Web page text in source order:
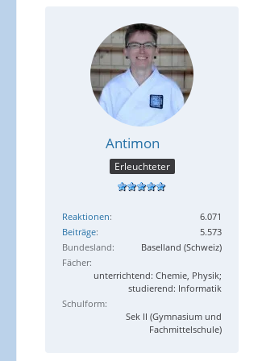
Antimon
Erleuchteter
Reaktionen
6.071
Beiträge
5.573
Bundesland
Baselland (Schweiz)
Fächer
unterrichtend: Chemie, Physik;
studierend: Informatik
Schulform
Sek II (Gymnasium und
Fachmittelschule)